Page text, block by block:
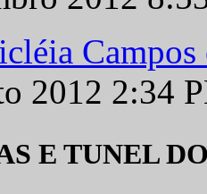
2012 2:34
E TUNEL